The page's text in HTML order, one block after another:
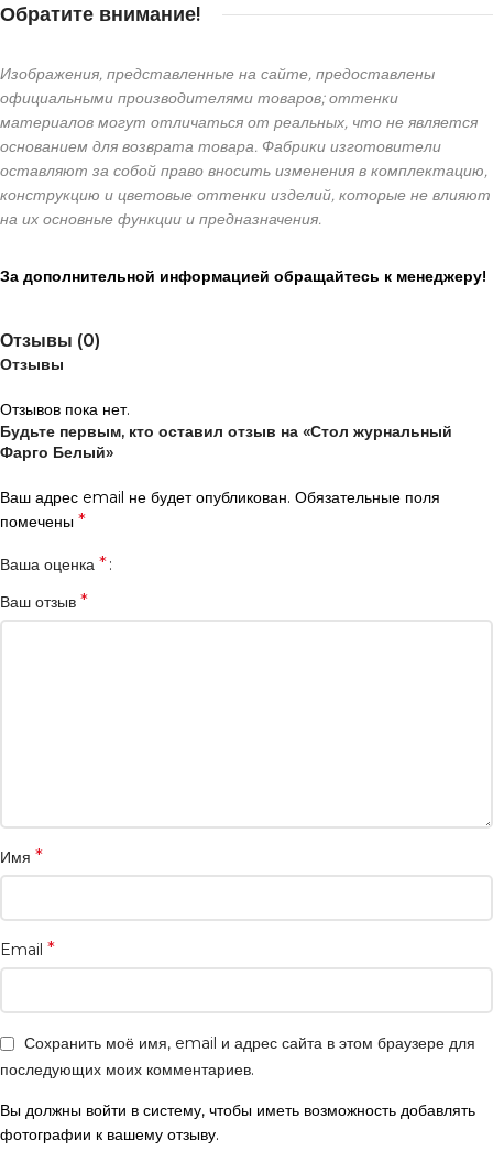
Обратите внимание!
Изображения, представленные на сайте, предоставлены
официальными производителями товаров; оттенки
материалов могут отличаться от реальных, что не является
основанием для возврата товара. Фабрики изготовители
оставляют за собой право вносить изменения в комплектацию,
конструкцию и цветовые оттенки изделий, которые не влияют
на их основные функции и предназначения.
За дополнительной информацией обращайтесь к менеджеру!
Отзывы (0)
Отзывы
Отзывов пока нет.
Будьте первым, кто оставил отзыв на «Стол журнальный
Фарго Белый»
Ваш адрес email не будет опубликован. Обязательные поля
помечены *
Ваша оценка *
Ваш отзыв *
Имя *
Email *
Сохранить моё имя, email и адрес сайта в этом браузере для
последующих моих комментариев.
Вы должны войти в систему, чтобы иметь возможность добавлять
фотографии к вашему отзыву.